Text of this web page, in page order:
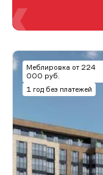
Меблировка от 224
000 руб.
1 год без платежей